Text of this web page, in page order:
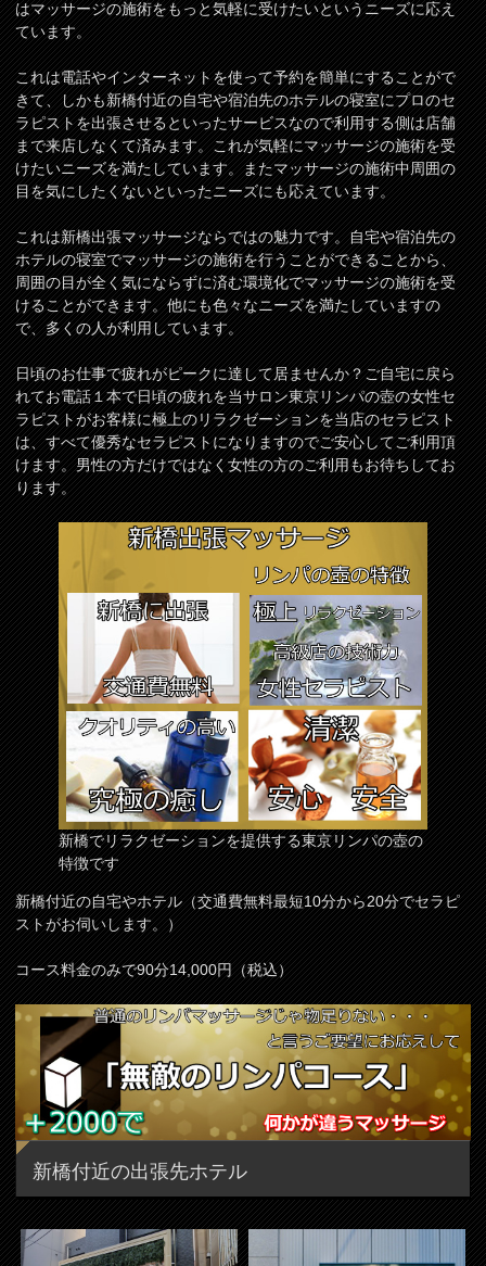
はマッサージの施術をもっと気軽に受けたいというニーズに応え
ています。
これは電話やインターネットを使って予約を簡単にすることがで
きて、しかも新橋付近の自宅や宿泊先のホテルの寝室にプロのセ
ラピストを出張させるといったサービスなので利用する側は店舗
まで来店しなくて済みます。これが気軽にマッサージの施術を受
けたいニーズを満たしています。またマッサージの施術中周囲の
目を気にしたくないといったニーズにも応えています。
これは新橋出張マッサージならではの魅力です。自宅や宿泊先の
ホテルの寝室でマッサージの施術を行うことができることから、
周囲の目が全く気にならずに済む環境化でマッサージの施術を受
けることができます。他にも色々なニーズを満たしていますの
で、多くの人が利用しています。
日頃のお仕事で疲れがピークに達して居ませんか？ご自宅に戻ら
れてお電話１本で日頃の疲れを当サロン東京リンパの壺の女性セ
ラピストがお客様に極上のリラクゼーションを当店のセラピスト
は、すべて優秀なセラピストになりますのでご安心してご利用頂
けます。男性の方だけではなく女性の方のご利用もお待ちしてお
ります。
新橋でリラクゼーションを提供する東京リンパの壺の
特徴です
新橋付近の自宅やホテル（交通費無料最短10分から20分でセラピ
ストがお伺いします。）
コース料金のみで90分14,000円（税込）
新橋付近の出張先ホテル